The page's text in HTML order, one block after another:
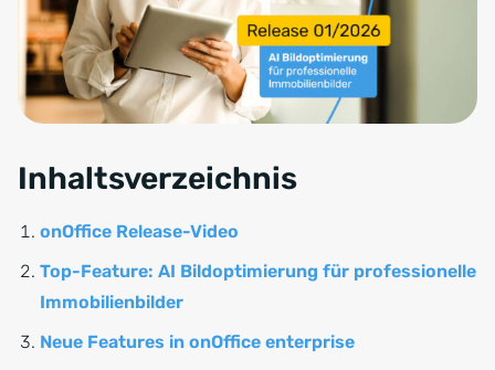
Inhaltsverzeichnis
onOffice Release-Video
Top-Feature: AI Bildoptimierung für professionelle
Immobilienbilder
Neue Features in onOffice enterprise